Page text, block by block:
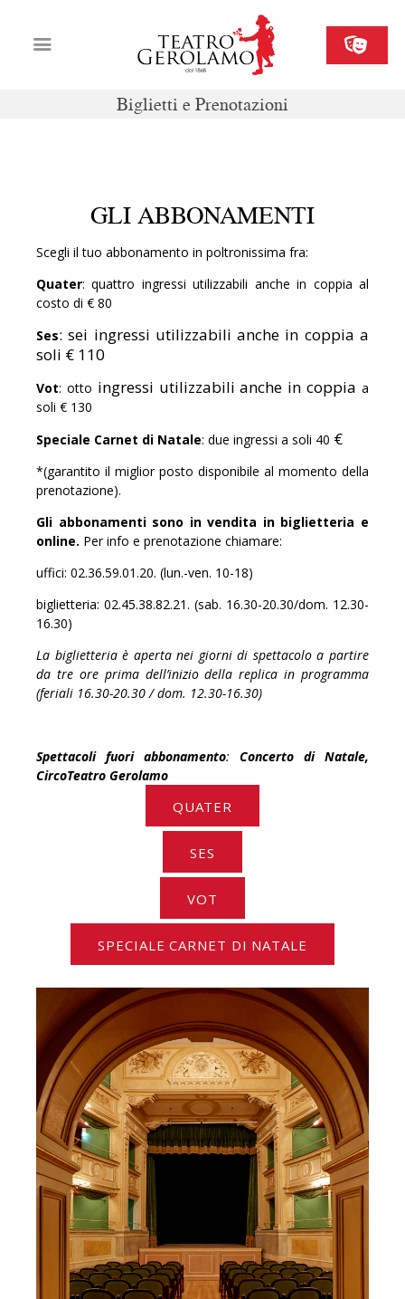
Biglietti e Prenotazioni
Organizza il tuo evento
Contatti
GLI ABBONAMENTI
Scegli il tuo abbonamento in poltronissima fra:
Quater: quattro ingressi utilizzabili anche in coppia al
costo di € 80
Ses: sei ingressi utilizzabili anche in coppia a
soli € 110
Vot: otto ingressi utilizzabili anche in coppia a
soli € 130
Speciale Carnet di Natale: due ingressi a soli 40 €
*(garantito il miglior posto disponibile al momento della
prenotazione).
Gli abbonamenti sono in vendita in biglietteria e
online. Per info e prenotazione chiamare:
uffici: 02.36.59.01.20. (lun.-ven. 10-18)
biglietteria: 02.45.38.82.21. (sab. 16.30-20.30/dom. 12.30-
16.30)
La biglietteria è aperta nei giorni di spettacolo a partire
da tre ore prima dell’inizio della replica in programma
(feriali 16.30-20.30 / dom. 12.30-16.30)
Spettacoli fuori abbonamento: Concerto di Natale,
CircoTeatro Gerolamo
QUATER
SES
VOT
SPECIALE CARNET DI NATALE